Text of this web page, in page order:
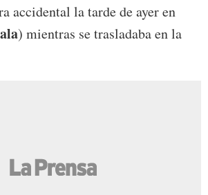
accidental la tarde de ayer en
) mientras se trasladaba en la